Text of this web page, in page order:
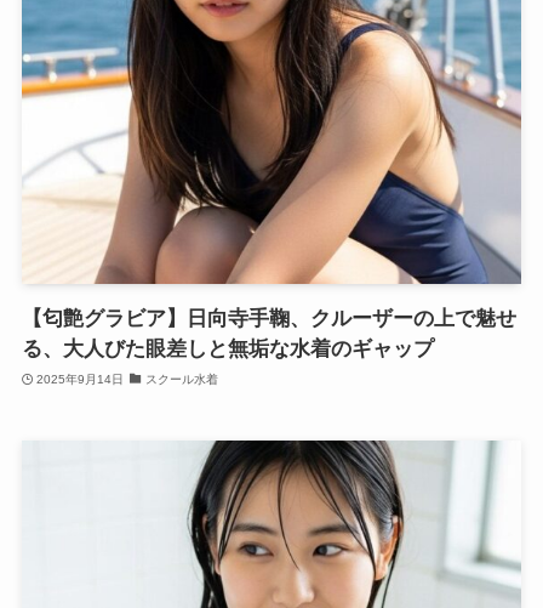
【匂艶グラビア】日向寺手鞠、クルーザーの上で魅せ
る、大人びた眼差しと無垢な水着のギャップ
2025年9月14日 スクール水着